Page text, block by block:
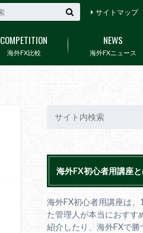
サイトマップ
海外FX比較
COMPETITION
海外FXニュース
NEWS
海外FX初心者用講座
海外FX初心者用講座は
た管理人が本当におすす
紹介したり、海外FXで